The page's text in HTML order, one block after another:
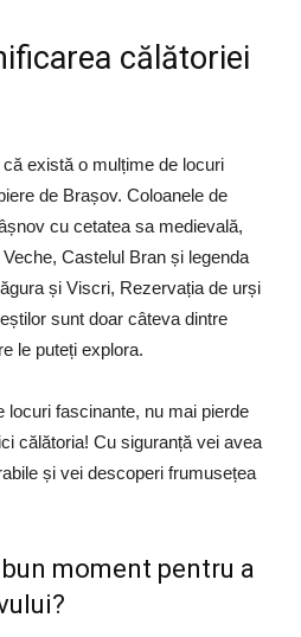
călătoriei
există o mulțime de locuri
de Brașov. Coloanele de
cu cetatea sa medievală,
Castelul Bran și legenda
și Viscri, Rezervația de urși
sunt doar câteva dintre
le puteți explora.
fascinante, nu mai pierde
călătoria! Cu siguranță vei avea
și vei descoperi frumusețea
moment pentru a